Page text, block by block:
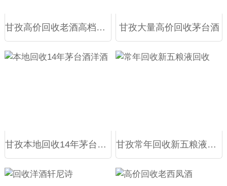
甘孜高价回收老酒高档洋酒 甘孜大量高价回收茅台酒
甘孜本地回收14年茅台酒洋酒 甘孜常年回收新五粮液回收